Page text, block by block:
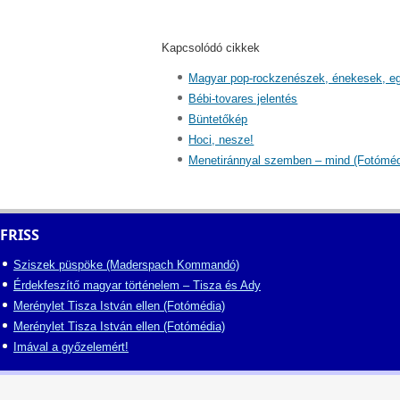
Kapcsolódó cikkek
Magyar pop-rockzenészek, énekesek,
Bébi-tovares jelentés
Büntetőkép
Hoci, nesze!
Menetiránnyal szemben – mind
FRISS
Sziszek püspöke (Maderspach Kommandó)
Érdekfeszítő magyar történelem – Tisza és Ady
Merénylet Tisza István ellen (Fotómédia)
Merénylet Tisza István ellen (Fotómédia)
Imával a győzelemért!